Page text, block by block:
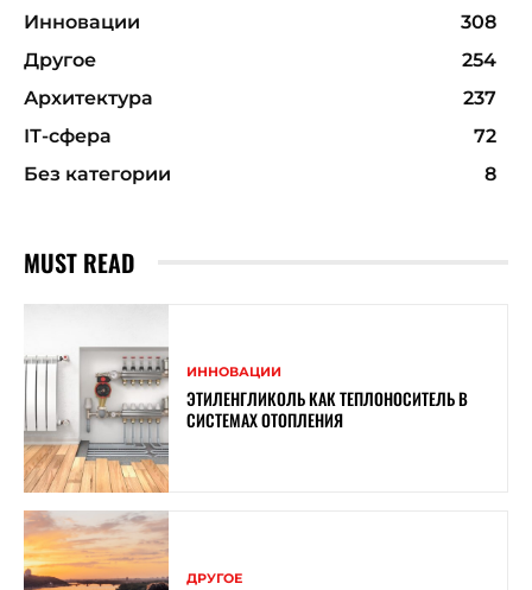
Инновации
308
Другое
254
Архитектура
237
ІТ-сфера
72
Без категории
8
MUST READ
ИННОВАЦИИ
ЭТИЛЕНГЛИКОЛЬ КАК ТЕПЛОНОСИТЕЛЬ В
СИСТЕМАХ ОТОПЛЕНИЯ
ДРУГОЕ